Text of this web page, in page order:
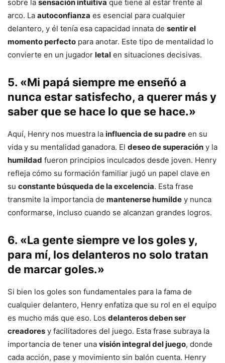
sobre la sensación intuitiva que tiene al estar frente al
arco. La autoconfianza es esencial para cualquier
delantero, y él tenía esa capacidad innata de sentir el
momento perfecto para anotar. Este tipo de mentalidad lo
convierte en un jugador letal en situaciones decisivas.
5. «Mi papá siempre me enseñó a
nunca estar satisfecho, a querer más y
saber que se hace lo que se hace.»
Aquí, Henry nos muestra la influencia de su padre en su
vida y su mentalidad ganadora. El deseo de superación y la
humildad fueron principios inculcados desde joven. Henry
refleja cómo su formación familiar jugó un papel clave en
su constante búsqueda de la excelencia. Esta frase
transmite la importancia de mantenerse humilde y nunca
conformarse, incluso cuando se alcanzan grandes logros.
6. «La gente siempre ve los goles y,
para mí, los delanteros no solo tratan
de marcar goles.»
Si bien los goles son fundamentales para la fama de
cualquier delantero, Henry enfatiza que su rol en el equipo
es mucho más que eso. Los delanteros deben ser
creadores y facilitadores del juego. Esta frase subraya la
importancia de tener una visión integral del juego, donde
cada acción, pase y movimiento sin balón cuenta. Henry